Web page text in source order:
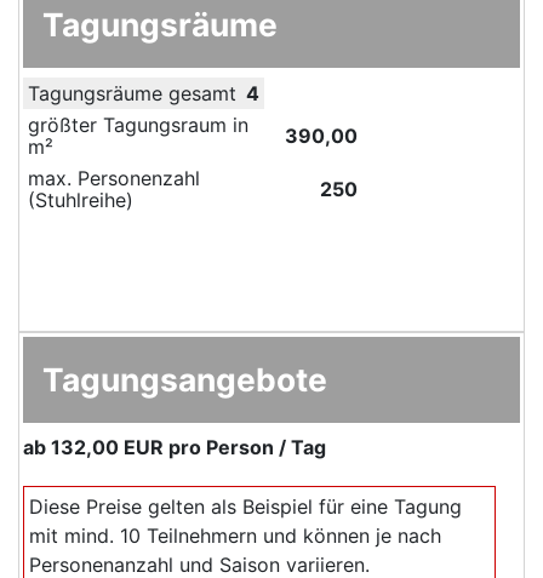
Tagungsräume
Tagungsräume gesamt 4
größter Tagungsraum in
m²
390,00
max. Personenzahl
(Stuhlreihe)
250
Tagungsangebote
ab 132,00 EUR pro Person / Tag
Diese Preise gelten als Beispiel für eine Tagung
mit mind. 10 Teilnehmern und können je nach
Personenanzahl und Saison variieren.